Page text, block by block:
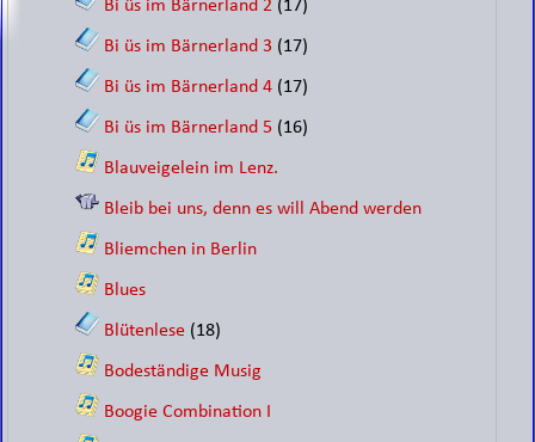
Bi üs im Bärnerland 2 (17)
Bi üs im Bärnerland 3 (17)
Bi üs im Bärnerland 4 (17)
Bi üs im Bärnerland 5 (16)
Blauveigelein im Lenz.
Bleib bei uns, denn es will Abend werden
Bliemchen in Berlin
Blues
Blütenlese (18)
Bodeständige Musig
Boogie Combination I